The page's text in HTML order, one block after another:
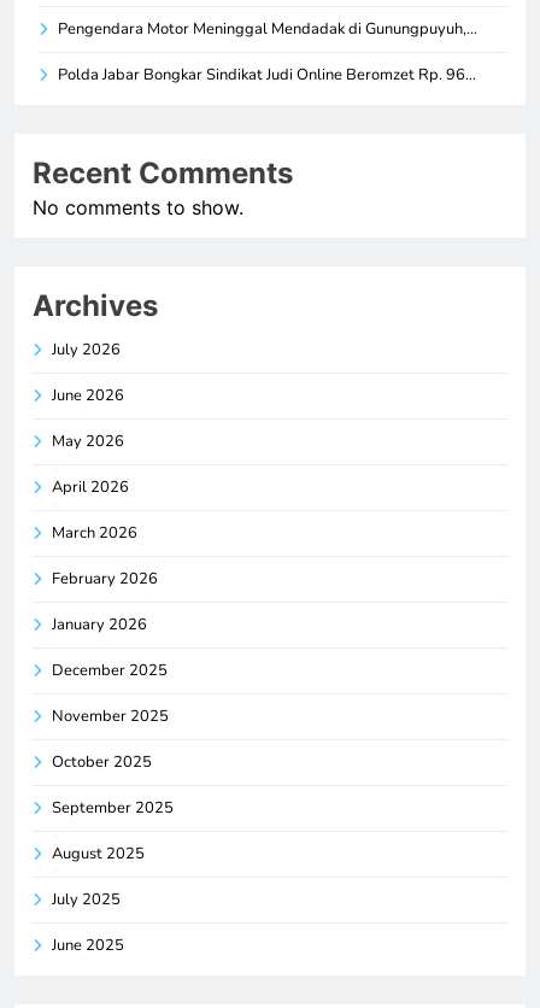
Pengendara Motor Meninggal Mendadak di Gunungpuyuh,…
Polda Jabar Bongkar Sindikat Judi Online Beromzet Rp. 96…
Recent Comments
No comments to show.
Archives
July 2026
June 2026
May 2026
April 2026
March 2026
February 2026
January 2026
December 2025
November 2025
October 2025
September 2025
August 2025
July 2025
June 2025